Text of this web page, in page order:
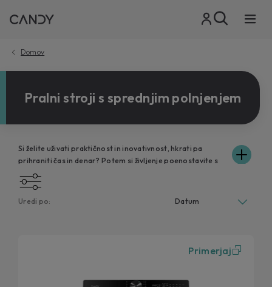
Domov
Pralni stroji s sprednjim polnjenjem
Si želite uživati praktičnost in inovativnost, hkrati pa
prihraniti čas in denar? Potem si življenje poenostavite s
pralnimi stroji Candy, dragocenimi zavezniki vsakega
vašega dne. Vaša oblačila operejo in negujejo, ne da bi po
nepotrebnem porabljali preveč vode in električne
tega lahko zahvaljujoč povezljivosti pralnih strojev, pranje
hOn, neposredno s pametnim telefonom ali z glasom.
Uredi po:
Primerjaj